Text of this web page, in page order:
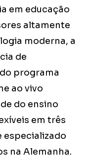
em educação
altamente
moderna, a
de
programa
ao vivo
do ensino
em três
na Alemanha.